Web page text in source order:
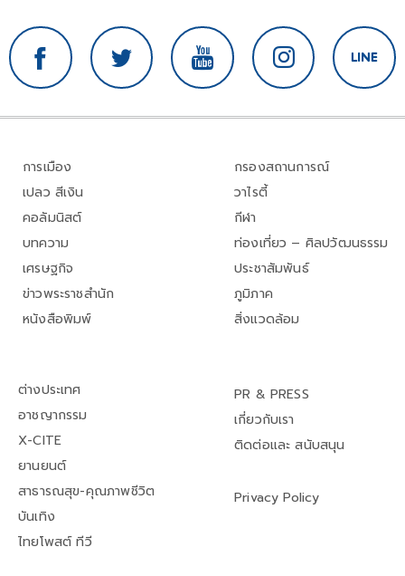
การเมือง
เปลว สีเงิน
คอลัมนิสต์
บทความ
เศรษฐกิจ
ข่าวพระราชสำนัก
หนังสือพิมพ์
กรองสถานการณ์
วาไรตี้
กีฬา
ท่องเที่ยว – ศิลปวัฒนธรรม
ประชาสัมพันธ์
ภูมิภาค
สิ่งแวดล้อม
ต่างประเทศ
อาชญากรรม
X-CITE
ยานยนต์
สาธารณสุข-คุณภาพชีวิต
บันเทิง
ไทยโพสต์ ทีวี
PR & PRESS
เกี่ยวกับเรา
ติดต่อและ สนับสนุน
Privacy Policy